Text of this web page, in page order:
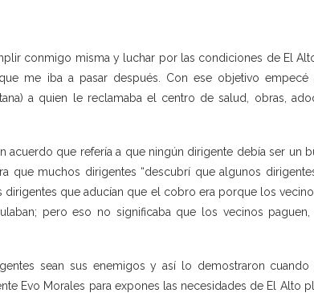
conmigo misma y luchar por las condiciones de El
me iba a pasar después. Con ese objetivo empecé
a quien le reclamaba el centro de salud, obras,
acuerdo que refería a que ningún dirigente debía ser un
que muchos dirigentes “descubrí que algunos
que aducían que el cobro era porque los
pero eso no significaba que los vecinos
sean sus enemigos y así lo demostraron cuando
Evo Morales para expones las necesidades de El Alto